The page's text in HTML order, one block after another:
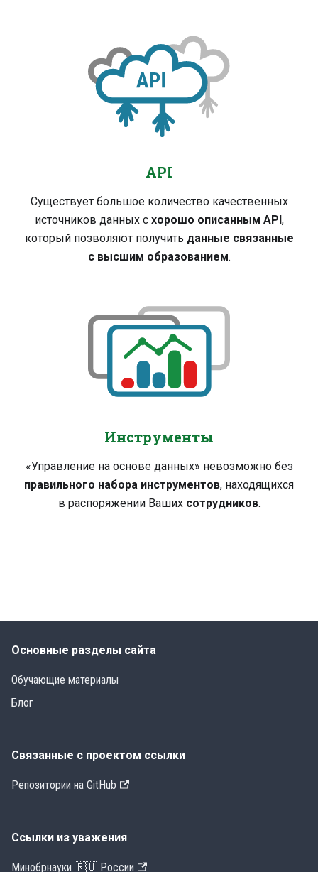
API
Существует большое количество качественных
источников данных с хорошо описанным API ,
который позволяют получить данные связанные
с высшим образованием.
Инструменты
«Управление на основе данных» невозможно без
правильного набора инструментов, находящихся
в распоряжении Ваших сотрудников.
Основные разделы сайта
Обучающие материалы
Блог
Связанные с проектом ссылки
Репозитории на GitHub
Ссылки из уважения
Минобрнауки 🇷🇺 России